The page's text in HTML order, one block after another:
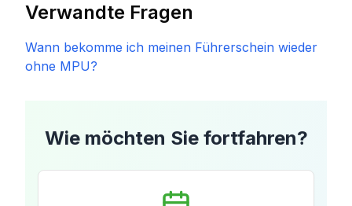
Verwandte Fragen
Wann bekomme ich meinen Führerschein wieder
ohne MPU?
Wie möchten Sie fortfahren?